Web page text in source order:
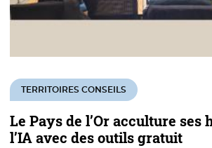
Le Pays de l’Or acculture ses
l’IA avec des outils gratuit
TERRITOIRES CONSEILS